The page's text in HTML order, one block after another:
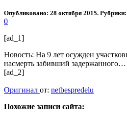
Опубликовано: 28 октября 2015. Рубрики:
0
[ad_1]
Новость: На 9 лет осужден
насмерть забивший задержанного…
[ad_2]
Оригинал от: netbespredelu
Похожие записи сайта: